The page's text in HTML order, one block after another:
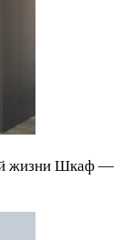
жизни Шкаф —